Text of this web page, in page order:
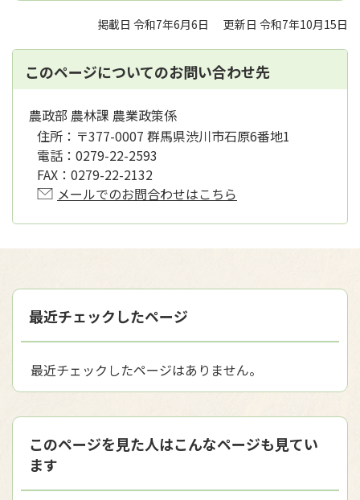
掲載日 令和7年6月6日 更新日 令和7年10月15日
このページについてのお問い合わせ先
農政部 農林課 農業政策係
住所： 〒377-0007 群馬県渋川市石原6番地1
電話： 0279-22-2593
FAX： 0279-22-2132
メールでのお問合わせはこちら
最近チェックしたページ
最近チェックしたページはありません。
このページを見た人はこんなページも見てい
ます